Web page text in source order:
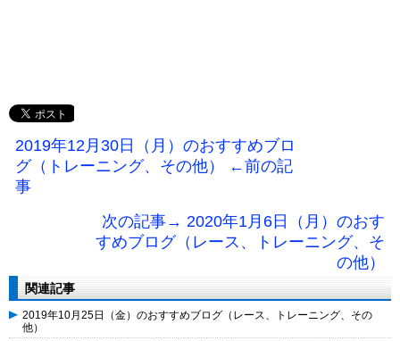
2019年12月30日（月）のおすすめブロ
グ（トレーニング、その他） ←前の記
事
次の記事→ 2020年1月6日（月）のおす
すめブログ（レース、トレーニング、そ
の他）
関連記事
2019年10月25日（金）のおすすめブログ（レース、トレーニング、その
他）